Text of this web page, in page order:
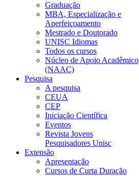
Graduação
MBA, Especialização e
Aperfeiçoamento
Mestrado e Doutorado
UNISC Idiomas
Todos os cursos
Núcleo de Apoio Acadêmico
(NAAC)
Pesquisa
A pesquisa
CEUA
CEP
Iniciação Científica
Eventos
Revista Jovens
Pesquisadores Unisc
Extensão
Apresentação
Cursos de Curta Duração